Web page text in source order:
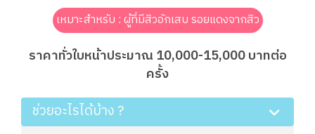
เหมาะสำหรับ : ผู้ที่มีสิวอักเสบ รอยแดงจากสิว
ราคาทั่วใบหน้าประมาณ 10,000-15,000 บาทต่อ
ครั้ง
ช่วยอะไรได้บ้าง ?